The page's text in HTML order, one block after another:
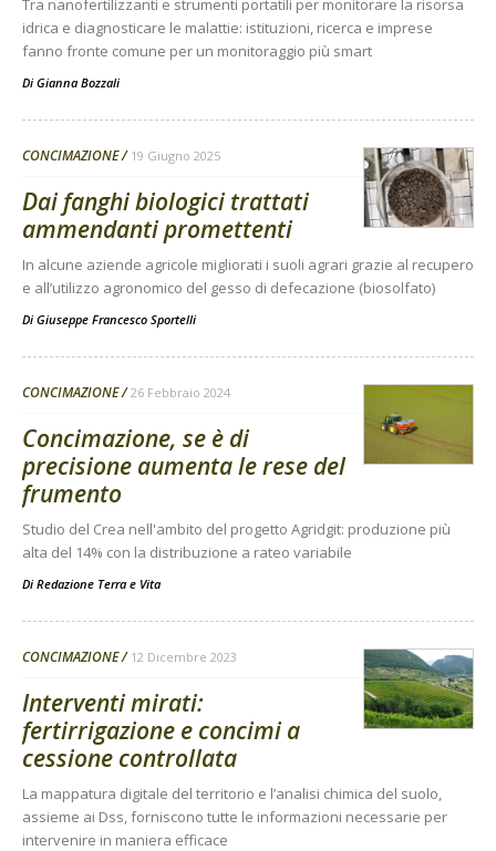
Tra nanofertilizzanti e strumenti portatili per monitorare la risorsa
idrica e diagnosticare le malattie: istituzioni, ricerca e imprese
fanno fronte comune per un monitoraggio più smart
Di Gianna Bozzali
CONCIMAZIONE 19 Giugno 2025
Dai fanghi biologici trattati
ammendanti promettenti
In alcune aziende agricole migliorati i suoli agrari grazie al recupero
e all’utilizzo agronomico del gesso di defecazione (biosolfato)
Di Giuseppe Francesco Sportelli
CONCIMAZIONE 26 Febbraio 2024
Concimazione, se è di
precisione aumenta le rese del
frumento
Studio del Crea nell'ambito del progetto Agridgit: produzione più
alta del 14% con la distribuzione a rateo variabile
Di Redazione Terra e Vita
CONCIMAZIONE 12 Dicembre 2023
Interventi mirati:
fertirrigazione e concimi a
cessione controllata
La mappatura digitale del territorio e l’analisi chimica del suolo,
assieme ai Dss, forniscono tutte le informazioni necessarie per
intervenire in maniera efficace